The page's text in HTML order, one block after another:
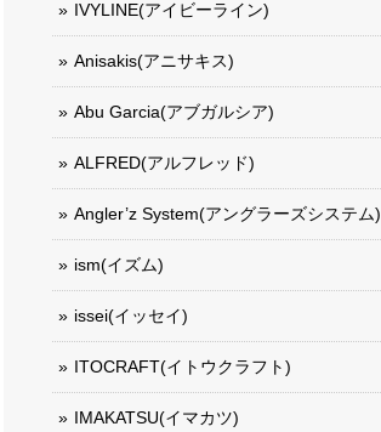
IVYLINE(アイビーライン)
Anisakis(アニサキス)
Abu Garcia(アブガルシア)
ALFRED(アルフレッド)
Angler’z System(アングラーズシステム)
ism(イズム)
issei(イッセイ)
ITOCRAFT(イトウクラフト)
IMAKATSU(イマカツ)